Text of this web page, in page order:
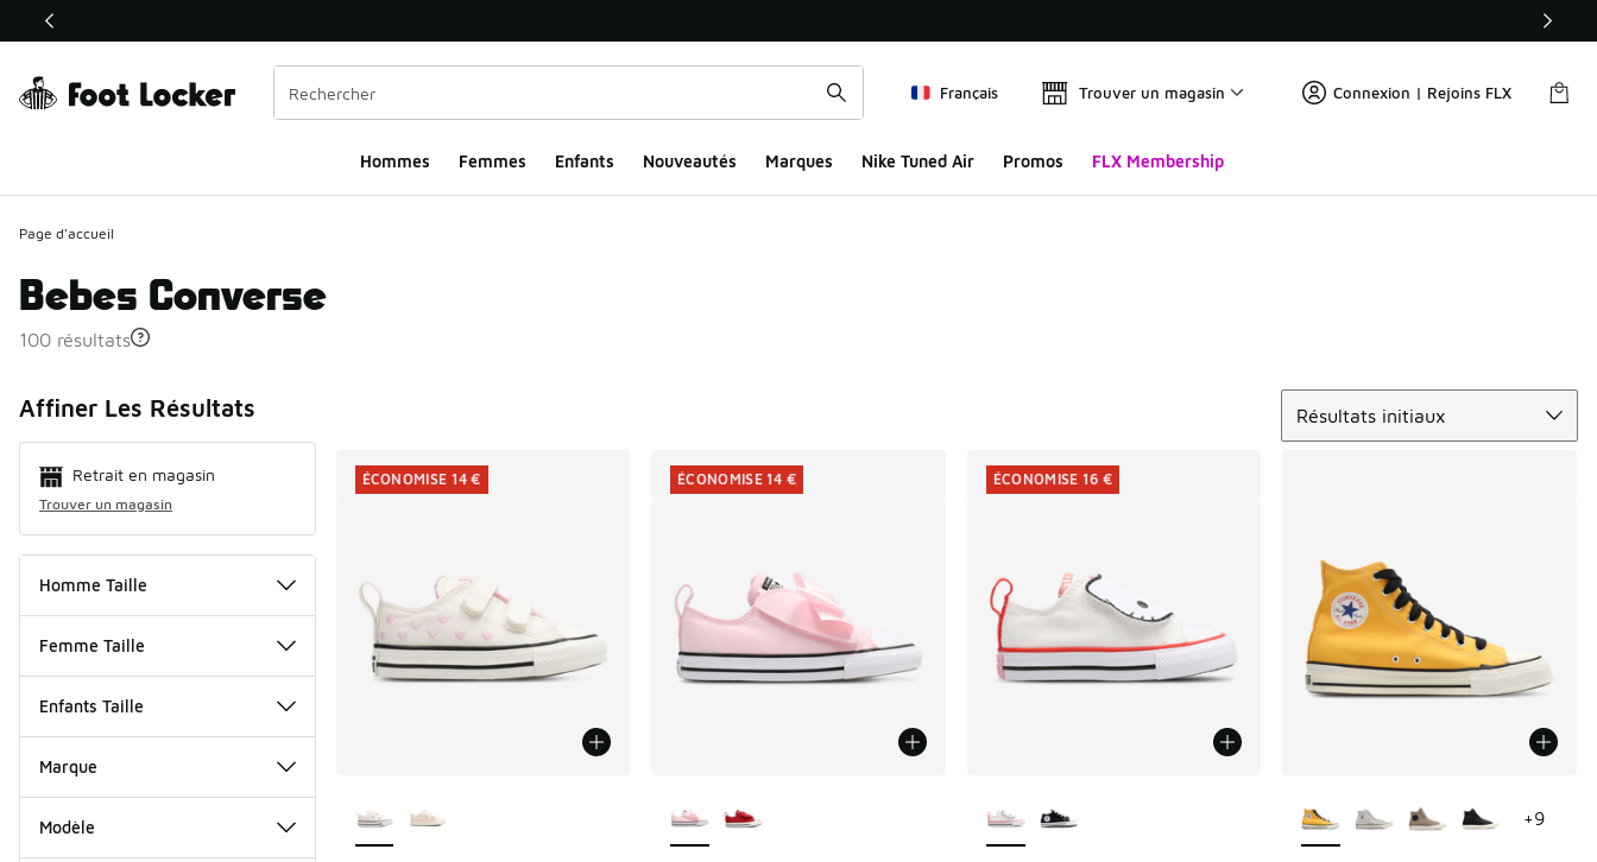
Ce lien ouvrira une nouvelle fenêtre
Français Trouver un magasin Connexion | Rejoins FLX
Hommes​ Femmes Enfants Nouveautés Marques Nike Tuned Air Promos FLX Membership
Page d'accueil
Bebes Converse
100 résultats
Affiner Les Résultats
Retrait en magasin
Trouver un magasin
Homme Taille
Femme Taille
Enfants Taille
Marque
Modèle
Résultats initiaux
ÉCONOMISE 14 € ÉCONOMISE 14 € ÉCONOMISE 16 €
+9